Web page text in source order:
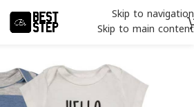
Skip to navigation
Skip to main content